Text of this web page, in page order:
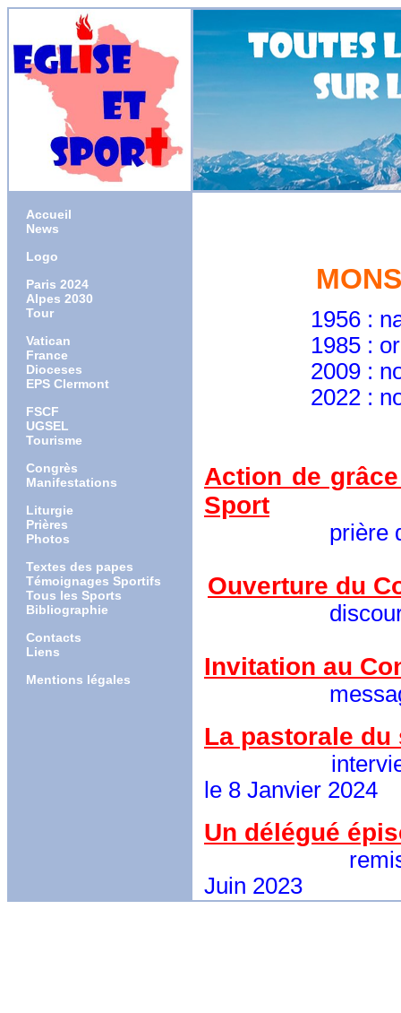
Accueil
News
Logo
Paris 2024
Alpes 2030
Tour
Vatican
France
Dioceses
EPS Clermont
FSCF
UGSEL
Tourisme
Congrès
Manifestations
Liturgie
Prières
Photos
Textes des papes
Témoignages Sportifs
Tous les Sports
Bibliographie
Contacts
Liens
Mentions légales
1956 :
1985 :
2009 :
2022 :
Action de
Sport
prière de
Ouverture du
discours aux
Invitation au
message sur
La pastorale du
interview
le 8 Janvier 2024
Un délégué
remise de la
Juin 2023